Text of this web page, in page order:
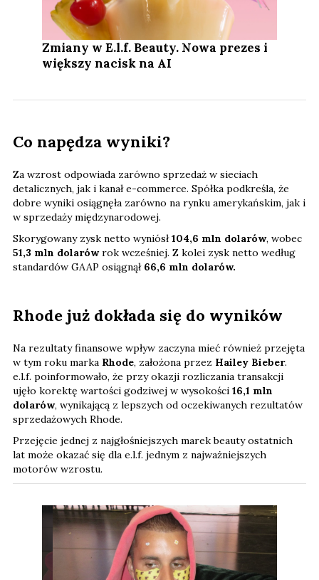
Zmiany w E.l.f. Beauty. Nowa prezes i
większy nacisk na AI
Co napędza wyniki?
Za wzrost odpowiada zarówno sprzedaż w sieciach
detalicznych, jak i kanał e-commerce. Spółka podkreśla, że
dobre wyniki osiągnęła zarówno na rynku amerykańskim, jak i
w sprzedaży międzynarodowej.
Skorygowany zysk netto wyniósł104,6 mln dolarów, wobec
51,3 mln dolarówrok wcześniej. Z kolei zysk netto według
standardów GAAP osiągnął 66,6 mln dolarów.
Rhode już dokłada się do wyników
Na rezultaty finansowe wpływ zaczyna mieć również przejęta
w tym roku marka Rhode, założona przez Hailey Bieber.
e.l.f. poinformowało, że przy okazji rozliczania transakcji
ujęło korektę wartości godziwej w wysokości 16,1 mln
dolarów, wynikającą z lepszych od oczekiwanych rezultatów
sprzedażowych Rhode.
Przejęcie jednej z najgłośniejszych marek beauty ostatnich
lat może okazać się dla e.l.f. jednym z najważniejszych
motorów wzrostu.